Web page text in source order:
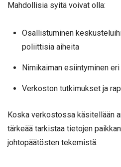
Mahdollisia syitä voivat olla:
Osallistuminen
poliittisia aiheita
Nimikaiman esiintyminen
Verkoston tutkimukset ja
Koska verkostossa käsitellään
tärkeää tarkistaa tietojen
johtopäätösten tekemistä.